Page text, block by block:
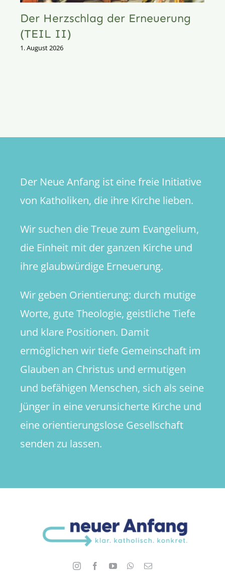
Der Herzschlag der Erneuerung
(TEIL II)
1. August 2026
Der Neue Anfang ist eine freie Initiative
von Katholiken, die ihre Kirche lieben.
Wir suchen die Treue zum Evangelium,
die Einheit mit der ganzen Kirche und
ihre glaubwürdige Erneuerung.
Wir geben Orientierung: durch mutige
Worte, gute Theologie, geistliche Tiefe
und klare Positionen. Damit
ermöglichen wir tiefe Gemeinschaft im
Glauben an Christus und ermutigen
und befähigen Menschen, sich als seine
Jünger in eine verunsicherte Kirche und
eine orientierungslose Gesellschaft
senden zu lassen.